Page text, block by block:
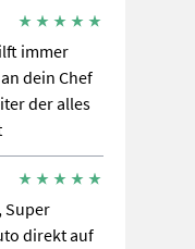
immer
dein Chef
der alles
Super
direkt auf